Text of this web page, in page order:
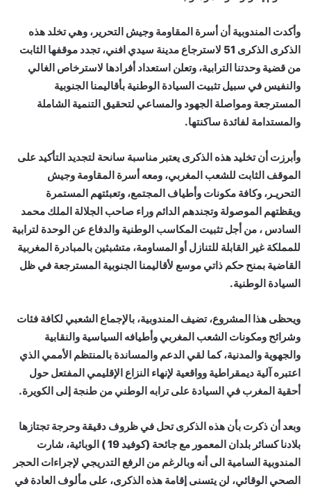
وأكدت المندوبية أن أسرة المقاومة وجيش التحرير، وهي تخلد هذه
الذكرى الذكرى 51 لاسترجاع مدينة سيدي افني، تجدد موقفها الثابت
من قضية وحدتنا الترابية، وتعلن استعداد أفرادها لاسترخاص الغالي
والنفيس في سبيل تثبيت السيادة الوطنية بأقاليمنا الجنوبية
المسترجعة ومواصلة الجهود والمساعي لتحقيق التنمية الشاملة
والمستدامة لفائدة ساكنتها.
وأبرزت أن تخليد هذه الذكرى يعتبر مناسبة سانحة لتجديد التأكيد على
الموقف الثابت للشعب المغربي، ومعه أسرة المقاومة وجيش
التحريـر، وكافة مكونات وأطياف المجتمع، وتعبئتهم المستمرة
ويقظتهم الموصولة وتجندهم الدائم وراء صاحب الجلالة الملك محمد
السادس ، من أجل تثبيت المكاسب الوطنية والدفاع عن الوحدة لترابية
للمملكة غير القابلة للتنازل أو المساومة، متشبثين بالمبادرة المغربية
القاضية بمنح حكم ذاتي موسع لأقاليمنا الجنوبية المسترجعة في ظل
السيادة الوطنية.
ويحظى هذا المشروع، تضيف المندوبية، بالإجماع الشعبي لكافة فئات
وشرائح ومكونات الشعب المغربي وأطيافه السياسية والنقابية
والجهوية والمدنية، كما لقي الدعم والمساندة بالمنتظم الأممي الذي
اعتبره آلية ديمقراطية وواقعية لإنهاء النزاع الإقليمي المفتعل حول
أحقية المغرب في السيادة على ترابه الوطني من طنجة إلى الكويرة.
وبعد أن ذكرت بأن هذه الذكرى تحل في ظروف دقيقة وحرجة تجتازها
بلادنا كسائر بلدان المعمور مع جائحة (كوفيد 19 ) الوبائية، شارت
المندوبية السامية الى أنه وبالرغم من الرفع التدريجي لإجراءات الحجر
الصحي الوقائي، لن يتسنى إقامة هذه الذكرى، على مألوف العادة في